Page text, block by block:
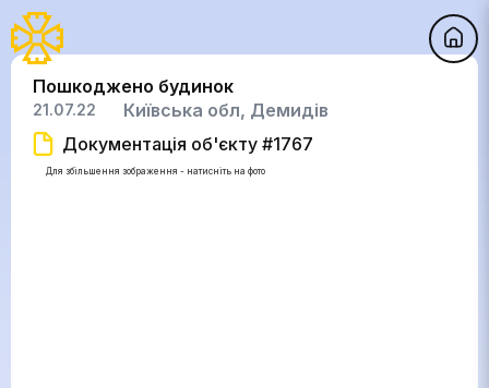
Для збільшення зображення - натисніть на фото
Пошкоджено будинок
21.07.22
Київська обл, Демидів
Документація об'єкту #1767